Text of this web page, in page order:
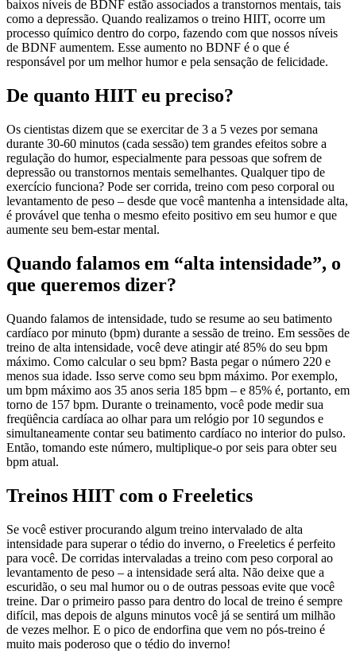
baixos níveis de BDNF estão associados a transtornos mentais, tais
como a depressão. Quando realizamos o treino HIIT, ocorre um
processo químico dentro do corpo, fazendo com que nossos níveis
de BDNF aumentem. Esse aumento no BDNF é o que é
responsável por um melhor humor e pela sensação de felicidade.
De quanto HIIT eu preciso?
Os cientistas dizem que se exercitar de 3 a 5 vezes por semana
durante 30-60 minutos (cada sessão) tem grandes efeitos sobre a
regulação do humor, especialmente para pessoas que sofrem de
depressão ou transtornos mentais semelhantes. Qualquer tipo de
exercício funciona? Pode ser corrida, treino com peso corporal ou
levantamento de peso – desde que você mantenha a intensidade alta,
é provável que tenha o mesmo efeito positivo em seu humor e que
aumente seu bem-estar mental.
Quando falamos em “alta intensidade”, o
que queremos dizer?
Quando falamos de intensidade, tudo se resume ao seu batimento
cardíaco por minuto (bpm) durante a sessão de treino. Em sessões de
treino de alta intensidade, você deve atingir até 85% do seu bpm
máximo. Como calcular o seu bpm? Basta pegar o número 220 e
menos sua idade. Isso serve como seu bpm máximo. Por exemplo,
um bpm máximo aos 35 anos seria 185 bpm – e 85% é, portanto, em
torno de 157 bpm. Durante o treinamento, você pode medir sua
freqüência cardíaca ao olhar para um relógio por 10 segundos e
simultaneamente contar seu batimento cardíaco no interior do pulso.
Então, tomando este número, multiplique-o por seis para obter seu
bpm atual.
Treinos HIIT com o Freeletics
Se você estiver procurando algum treino intervalado de alta
intensidade para superar o tédio do inverno, o Freeletics é perfeito
para você. De corridas intervaladas a treino com peso corporal ao
levantamento de peso – a intensidade será alta. Não deixe que a
escuridão, o seu mal humor ou o de outras pessoas evite que você
treine. Dar o primeiro passo para dentro do local de treino é sempre
difícil, mas depois de alguns minutos você já se sentirá um milhão
de vezes melhor. E o pico de endorfina que vem no pós-treino é
muito mais poderoso que o tédio do inverno!